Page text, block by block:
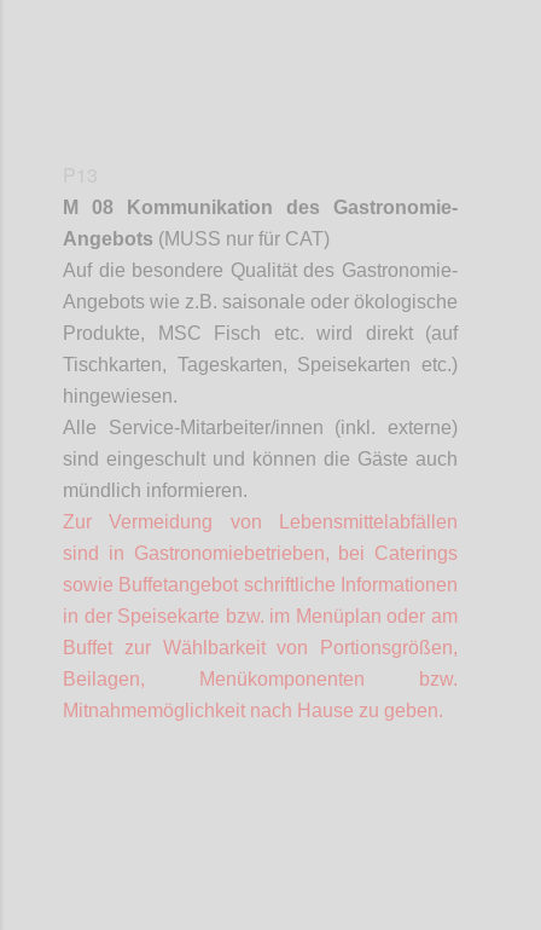
M 08 Kommunikation des Gastronomie-
Angebots (MUSS nur für CAT)
Auf die besondere Qualität des Gastronomie-
Angebots wie z.B. saisonale oder ökologische
Produkte, MSC Fisch etc. wird direkt (auf
Tischkarten, Tageskarten, Speisekarten etc.)
hingewiesen.
Alle Service-Mitarbeiter/innen (inkl. externe)
sind eingeschult und können die Gäste auch
mündlich informieren.
Zur Vermeidung von Lebensmittelabfällen
sind in Gastronomiebetrieben, bei Caterings
sowie Buffetangebot schriftliche Informationen
in der Speisekarte bzw. im Menüplan oder am
Buffet zur Wählbarkeit von Portionsgrößen,
Beilagen, Menükomponenten bzw.
Mitnahmemöglichkeit nach Hause zu geben.